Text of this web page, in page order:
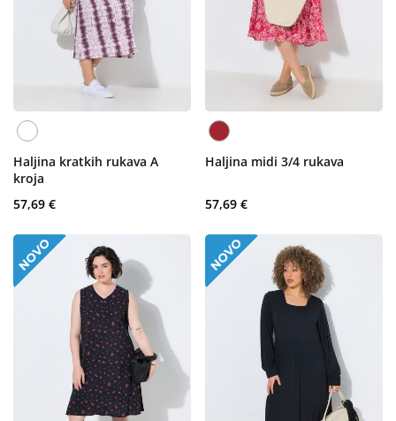
Haljina kratkih rukava A
kroja
57,69 €
Haljina midi 3/4 rukava
57,69 €